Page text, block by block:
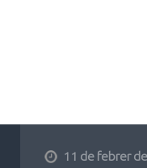
11 de febrer